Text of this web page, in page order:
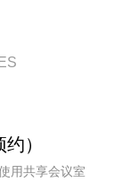
）
用共享会议室